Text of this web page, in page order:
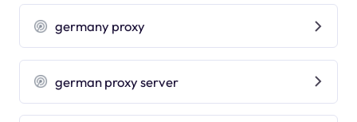
germany proxy
german proxy server